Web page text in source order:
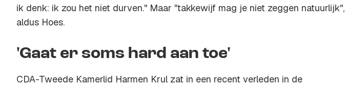
ik denk: ik zou het niet durven." Maar "takkewijf mag je niet zeggen natuurlijk",
aldus Hoes.
'Gaat er soms hard aan toe'
CDA-Tweede Kamerlid Harmen Krul zat in een recent verleden in de